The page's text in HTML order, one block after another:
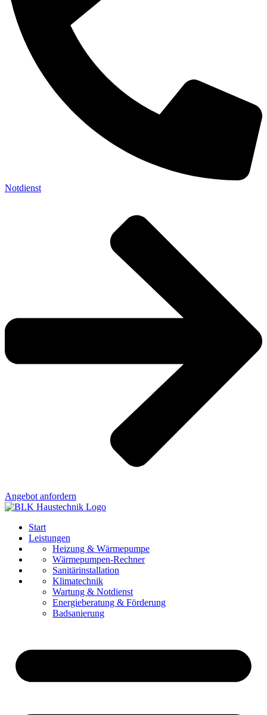
Notdienst
Angebot anfordern
Start
Leistungen
Heizung & Wärmepumpe
Wärmepumpen-Rechner
Sanitärinstallation
Klimatechnik
Wartung & Notdienst
Energieberatung & Förderung
Badsanierung
Referenzen
Über uns
Karriere
Kontakt